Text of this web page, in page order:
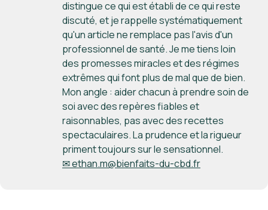
distingue ce qui est établi de ce qui reste
discuté, et je rappelle systématiquement
qu'un article ne remplace pas l'avis d'un
professionnel de santé. Je me tiens loin
des promesses miracles et des régimes
extrêmes qui font plus de mal que de bien.
Mon angle : aider chacun à prendre soin de
soi avec des repères fiables et
raisonnables, pas avec des recettes
spectaculaires. La prudence et la rigueur
priment toujours sur le sensationnel.
✉ ethan.m@bienfaits-du-cbd.fr